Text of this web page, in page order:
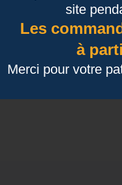
Aucun avis
site
Les
à
Merci pour votre